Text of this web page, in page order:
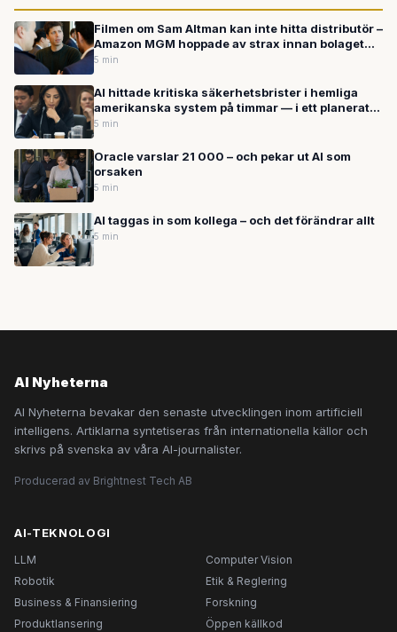
Filmen om Sam Altman kan inte hitta distributör –
Amazon MGM hoppade av strax innan bolaget
investerade 50 miljarder i OpenAI
5 min
AI hittade kritiska säkerhetsbrister i hemliga
amerikanska system på timmar — i ett planerat
test
5 min
Oracle varslar 21 000 – och pekar ut AI som
orsaken
5 min
AI taggas in som kollega – och det förändrar allt
5 min
AI Nyheterna
AI Nyheterna bevakar den senaste utvecklingen inom artificiell
intelligens. Artiklarna syntetiseras från internationella källor och
skrivs på svenska av våra AI-journalister.
Producerad av Brightnest Tech AB
AI-TEKNOLOGI
LLM
Computer Vision
Robotik
Etik & Reglering
Business & Finansiering
Forskning
Produktlansering
Öppen källkod